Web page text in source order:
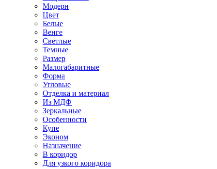
Модерн
Цвет
Белые
Венге
Светлые
Темные
Размер
Малогабаритные
Форма
Угловые
Отделка и материал
Из МДФ
Зеркальные
Особенности
Купе
Эконом
Назначение
В коридор
Для узкого коридора